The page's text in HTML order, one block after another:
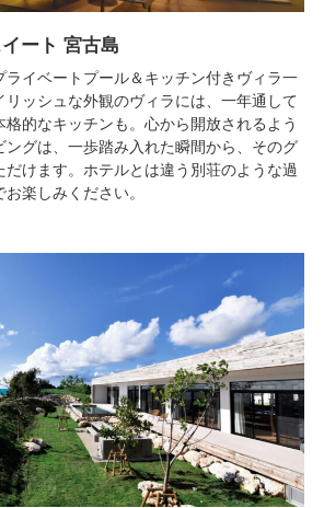
ート 宮古島
ライベートプール＆キッチン付きヴィラ一
ッシュな外観のヴィラには、一年通して
的なキッチンも。心から開放されるよう
ングは、一歩踏み入れた瞬間から、そのグ
だけます。ホテルとは違う別荘のような過
楽しみください。